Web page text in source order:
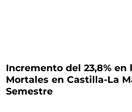
Incremento del 23,8% en
Mortales en Castilla-La
Semestre